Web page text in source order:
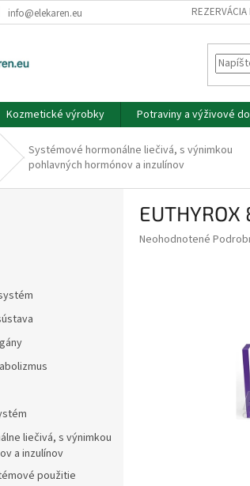
info@elekaren.eu REZERVÁCIA
Kozmetické výrobky Potraviny a výživové
Systémové hormonálne liečivá, s výnimkou
pohlavných hormónov a inzulínov
liečivá, s výnimkou
a inzulínov
použitie
Priemerné
Neohodnotené